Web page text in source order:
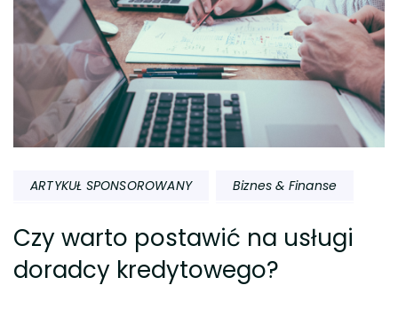
ARTYKUŁ SPONSOROWANY Biznes & Finanse
Czy warto postawić na usługi
doradcy kredytowego?